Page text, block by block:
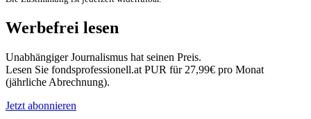
Werbefrei lesen
Unabhängiger Journalismus hat seinen Preis.
Lesen Sie fondsprofessionell.at PUR für 27,99€ pro Monat
(jährliche Abrechnung).
Jetzt abonnieren